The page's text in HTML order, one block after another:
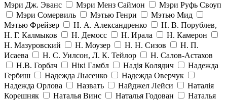
Мэри Дж. Эванс
Мэри Менз Саймон
Мэри Руфь Своуп
Мэри Сомервиль
Мэтью Генри
Мэтью Мид
Мэтью Фрейзер
Н. А. Александренко
Н. В. Порублев,
Н. Г. Калмыков
Н. Демосс Н. Ирала
Н. Камерон
Н. Мазуровский
Н. Моузер Н. Н. Сизов
Н. П.
Исаева
Н. С. Уилсон, Л. К. Тейлор
Н. Салов-Астахов
Н.В. Горбач
Нікі Гамбл Надія Колядич
Надежда
Гербиш
Надежда Лысенко
Надежда Оверчук
Надежда Орлова
Назвать Найджел Лейси
Наталія
Корешняк
Наталья Винс Наталья Годован
Наталья